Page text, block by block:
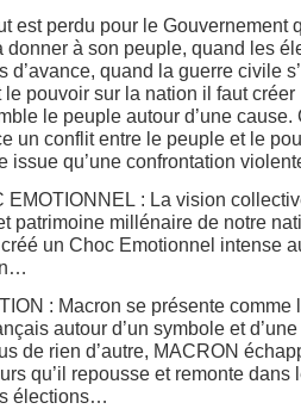
est perdu pour le Gouvernement
donner à son peuple, quand les
d’avance, quand la guerre civile
le pouvoir sur la nation il faut
le peuple autour d’une
un conflit entre le peuple et le
issue qu’une confrontation
EMOTIONNEL : La vision
patrimoine millénaire de notre
un Choc Emotionnel intense
: Macron se présente comme
autour d’un symbole et
de rien d’autre, MACRON
qu’il repousse et remonte dans
élections…